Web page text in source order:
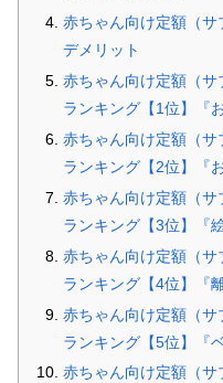
赤ちゃん向け定額（サ
デメリット
赤ちゃん向け定額（
ランキング【1位】『
赤ちゃん向け定額（
ランキング【2位】『
赤ちゃん向け定額（
ランキング【3位】『
赤ちゃん向け定額（
ランキング【4位】『
赤ちゃん向け定額（
ランキング【5位】『
赤ちゃん向け定額（